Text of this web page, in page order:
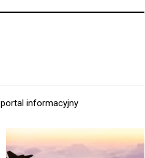
portal informacyjny